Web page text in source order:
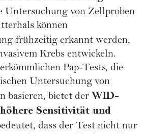
Untersuchung von Zellproben
können
frühzeitig erkannt werden,
Krebs entwickeln.
Pap-Tests, die
Untersuchung von
basieren, bietet der WID-
Sensitivität und
dass der Test nicht nur